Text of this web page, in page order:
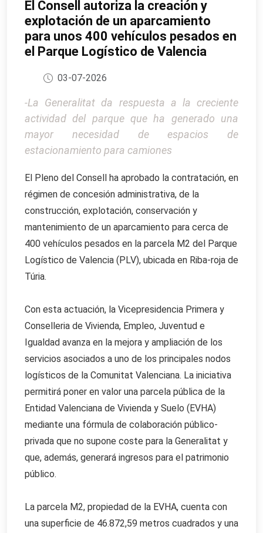
El Consell autoriza la creación y
explotación de un aparcamiento
para unos 400 vehículos pesados en
el Parque Logístico de Valencia
03-07-2026
-La Generalitat da respuesta a la creciente
actividad del parque que ha generado una
mayor necesidad de espacios de
estacionamiento para camiones
El Pleno del Consell ha aprobado la contratación, en
régimen de concesión administrativa, de la
construcción, explotación, conservación y
mantenimiento de un aparcamiento para cerca de
400 vehículos pesados en la parcela M2 del Parque
Logístico de Valencia (PLV), ubicada en Riba-roja de
Túria.
Con esta actuación, la Vicepresidencia Primera y
Conselleria de Vivienda, Empleo, Juventud e
Igualdad avanza en la mejora y ampliación de los
servicios asociados a uno de los principales nodos
logísticos de la Comunitat Valenciana. La iniciativa
permitirá poner en valor una parcela pública de la
Entidad Valenciana de Vivienda y Suelo (EVHA)
mediante una fórmula de colaboración público-
privada que no supone coste para la Generalitat y
que, además, generará ingresos para el patrimonio
público.
La parcela M2, propiedad de la EVHA, cuenta con
una superficie de 46.872,59 metros cuadrados y una